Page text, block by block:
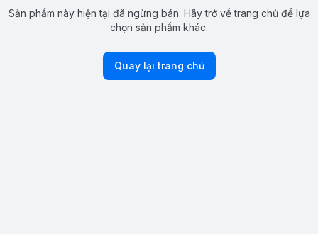
Sản phẩm này hiện tại đã ngừng bán. Hãy trở về trang chủ để lựa
chọn sản phẩm khác.
Quay lại trang chủ